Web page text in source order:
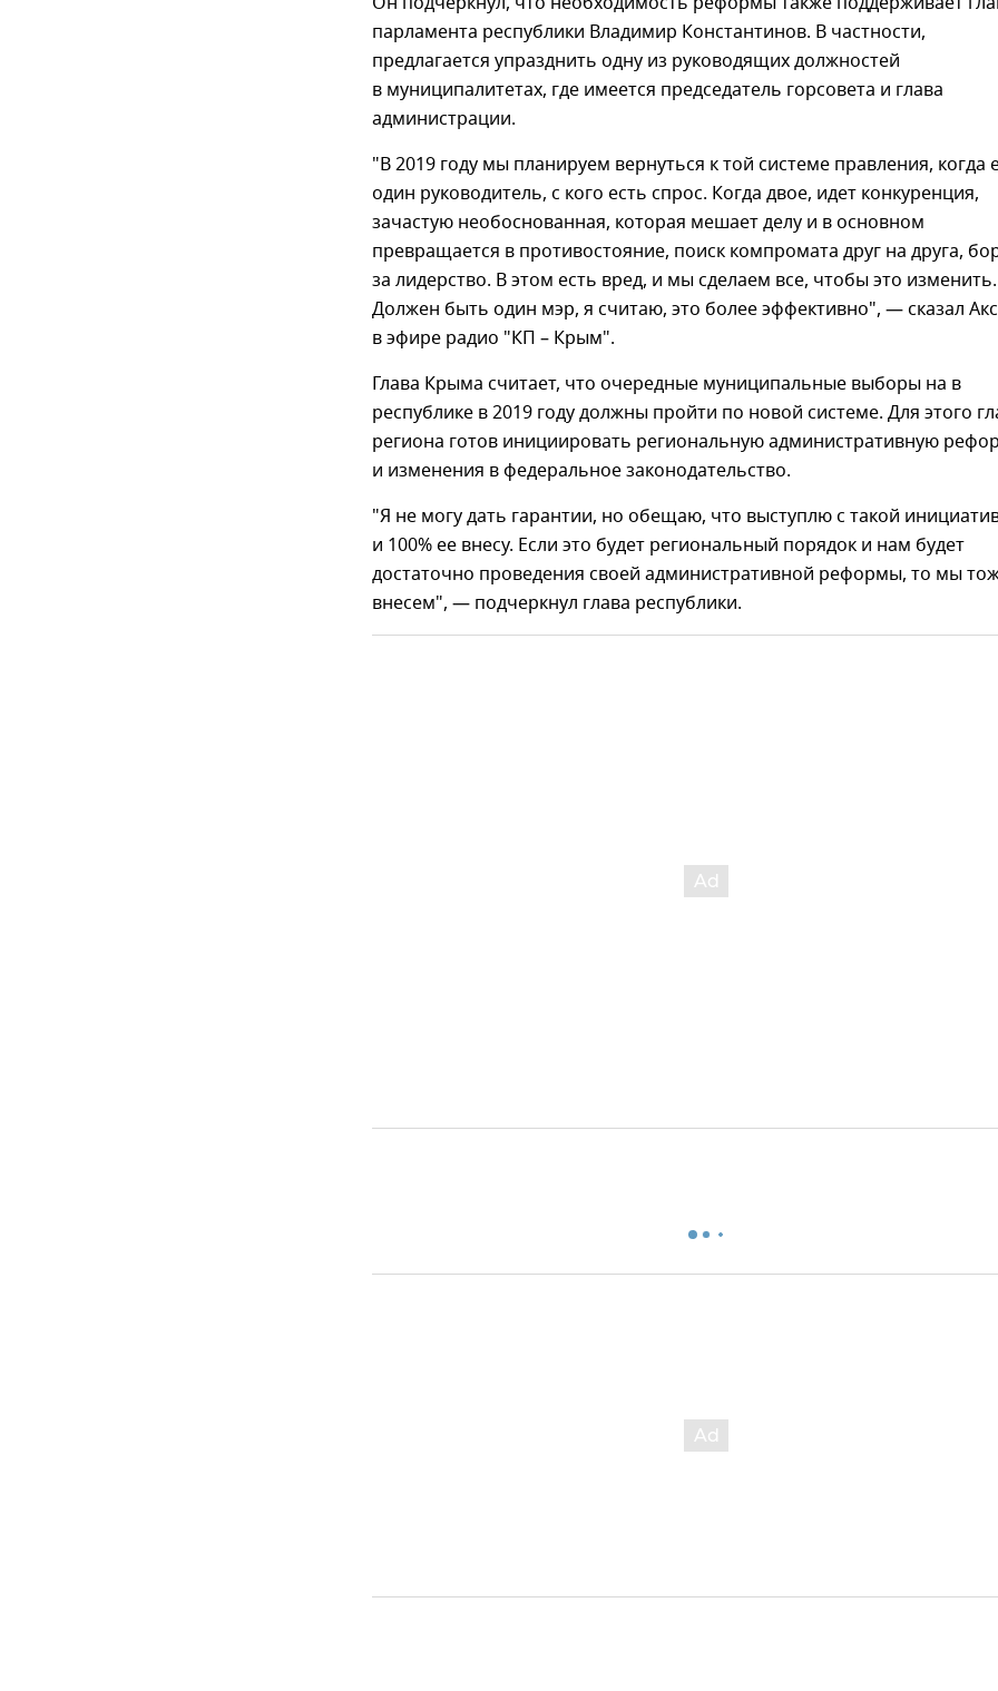
парламента республики Владимир Константинов. В частности,
предлагается упразднить одну из руководящих должностей
в муниципалитетах, где имеется председатель горсовета и глава
администрации.
"В 2019 году мы планируем вернуться к той системе правления, когда
один руководитель, с кого есть спрос. Когда двое, идет конкуренция,
зачастую необоснованная, которая мешает делу и в основном
превращается в противостояние, поиск компромата друг на друга,
за лидерство. В этом есть вред, и мы сделаем все, чтобы это изменить.
Должен быть один мэр, я считаю, это более эффективно", — сказал
в эфире радио "КП – Крым".
Глава Крыма считает, что очередные муниципальные выборы на в
республике в 2019 году должны пройти по новой системе. Для этого
региона готов инициировать региональную административную
и изменения в федеральное законодательство.
"Я не могу дать гарантии, но обещаю, что выступлю с такой
и 100% ее внесу. Если это будет региональный порядок и нам будет
достаточно проведения своей административной реформы, то мы
внесем", — подчеркнул глава республики.